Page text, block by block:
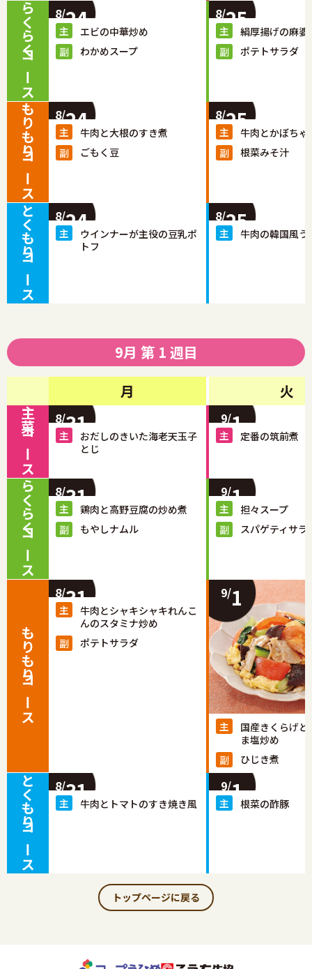
らくらくコース 8/24エビの中華炒め
わかめスープ
8/25絹厚揚げの麻婆
ポテトサラダ
もりもりコース 8/24牛肉と大根のすき煮
ごもく豆
8/25牛肉とかぼちゃ
根菜みそ汁
とくもりコース 8/24ウインナーが主役の豆乳ポ
トフ
8/25牛肉の韓国風う
9月 第 1 週目
月
火
主菜コース 8/31おだしのきいた海老天玉子
とじ
9/1定番の筑前煮
らくらくコース 8/31鶏肉と高野豆腐の炒め煮
もやしナムル
9/1担々スープ
スパゲティサラ
もりもりコース
8/31牛肉とシャキシャキれんこ
んのスタミナ炒め
ポテトサラダ
9/1
国産きくらげ
ま塩炒め
ひじき煮
とくもりコース 8/31牛肉とトマトのすき焼き風
9/1根菜の酢豚
トップページに戻る